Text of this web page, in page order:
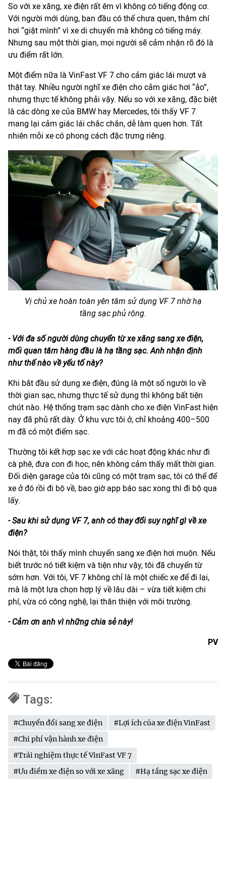
So với xe xăng, xe điện rất êm vì không có tiếng động cơ.
Với người mới dùng, ban đầu có thể chưa quen, thậm chí
hơi “giật mình” vì xe di chuyển mà không có tiếng máy.
Nhưng sau một thời gian, mọi người sẽ cảm nhận rõ đó là
ưu điểm rất lớn.
Một điểm nữa là VinFast VF 7 cho cảm giác lái mượt và
thật tay. Nhiều người nghĩ xe điện cho cảm giác hơi “ảo”,
nhưng thực tế không phải vậy. Nếu so với xe xăng, đặc biệt
là các dòng xe của BMW hay Mercedes, tôi thấy VF 7
mang lại cảm giác lái chắc chắn, dễ làm quen hơn. Tất
nhiên mỗi xe có phong cách đặc trưng riêng.
Vị chủ xe hoàn toàn yên tâm sử dụng VF 7 nhờ hạ
tầng sạc phủ rộng.
- Với đa số người dùng chuyển từ xe xăng sang xe điện,
mối quan tâm hàng đầu là hạ tầng sạc. Anh nhận định
như thế nào về yếu tố này?
Khi bắt đầu sử dụng xe điện, đúng là một số người lo về
thời gian sạc, nhưng thực tế sử dụng thì không bất tiện
chút nào. Hệ thống trạm sạc dành cho xe điện VinFast hiện
nay đã phủ rất dày. Ở khu vực tôi ở, chỉ khoảng 400–500
m đã có một điểm sạc.
Thường tôi kết hợp sạc xe với các hoạt động khác như đi
cà phê, đưa con đi học, nên không cảm thấy mất thời gian.
Đối diện garage của tôi cũng có một trạm sạc, tôi có thể để
xe ở đó rồi đi bộ về, bao giờ app báo sạc xong thì đi bộ qua
lấy.
-Sau khi sử dụng VF 7, anh có thay đổi suy nghĩ gì về xe
điện?
Nói thật, tôi thấy mình chuyển sang xe điện hơi muộn. Nếu
biết trước nó tiết kiệm và tiện như vậy, tôi đã chuyển từ
sớm hơn. Với tôi, VF 7 không chỉ là một chiếc xe để đi lại,
mà là một lựa chọn hợp lý về lâu dài – vừa tiết kiệm chi
phí, vừa có công nghệ, lại thân thiện với môi trường.
- Cảm ơn anh vì những chia sẻ này!
PV
Tags:
#Chuyển đổi sang xe điện
#Lợi ích của xe điện VinFast
#Chi phí vận hành xe điện
#Trải nghiệm thực tế VinFast VF 7
#Ưu điểm xe điện so với xe xăng
#Hạ tầng sạc xe điện